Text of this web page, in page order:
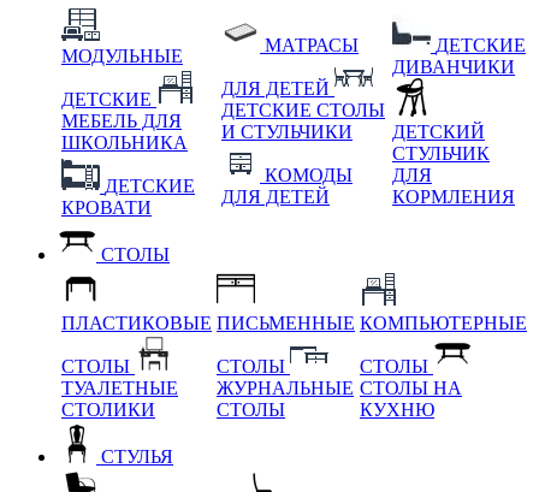
МОДУЛЬНЫЕ
ДЕТСКИЕ
МЕБЕЛЬ ДЛЯ
ШКОЛЬНИКА
ДЕТСКИЕ
КРОВАТИ
МАТРАСЫ
ДЛЯ ДЕТЕЙ
ДЕТСКИЕ СТОЛЫ
И СТУЛЬЧИКИ
КОМОДЫ
ДЛЯ ДЕТЕЙ
ДЕТСКИЕ
ДИВАНЧИКИ
ДЕТСКИЙ
СТУЛЬЧИК
ДЛЯ
КОРМЛЕНИЯ
СТОЛЫ
ПЛАСТИКОВЫЕ
СТОЛЫ
ТУАЛЕТНЫЕ
СТОЛИКИ
ПИСЬМЕННЫЕ
СТОЛЫ
ЖУРНАЛЬНЫЕ
СТОЛЫ
КОМПЬЮТЕРНЫЕ
СТОЛЫ
СТОЛЫ НА
КУХНЮ
СТУЛЬЯ